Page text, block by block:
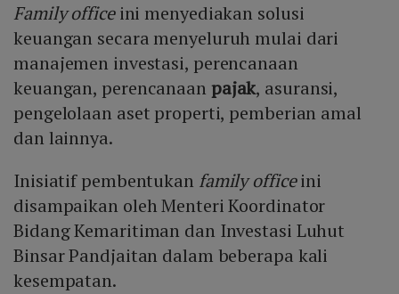
Family officeini menyediakan solusi
keuangan secara menyeluruh mulai dari
manajemen investasi, perencanaan
keuangan, perencanaan pajak, asuransi,
pengelolaan aset properti, pemberian amal
dan lainnya.
Inisiatif pembentukan family officeini
disampaikan oleh Menteri Koordinator
Bidang Kemaritiman dan Investasi Luhut
Binsar Pandjaitan dalam beberapa kali
kesempatan.